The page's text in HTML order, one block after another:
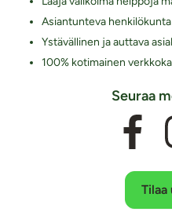
Asiantunteva henkilökunta
Ystävällinen ja auttava
100% kotimainen
Seuraa
Tilaa